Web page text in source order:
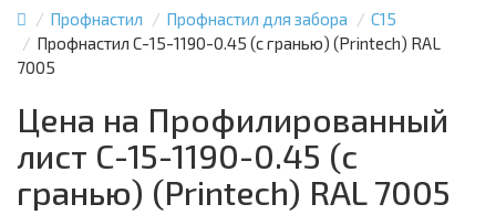
Профнастил Профнастил для забора
С15
Профнастил С-15-1190-0.45 (с гранью) (Printech) RAL
7005
Цена на Профилированный
лист С-15-1190-0.45 (с
гранью) (Printech) RAL 7005